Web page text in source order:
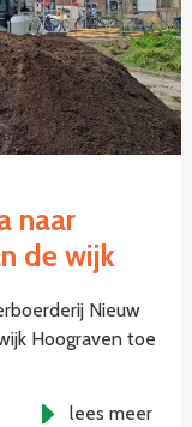
naar
de wijk
Nieuw
Hoograven toe
lees meer